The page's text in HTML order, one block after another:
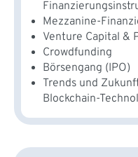
Mezzanine-
Venture Capital &
Crowdfunding
Börsengang (IPO)
Trends und
Blockchain-